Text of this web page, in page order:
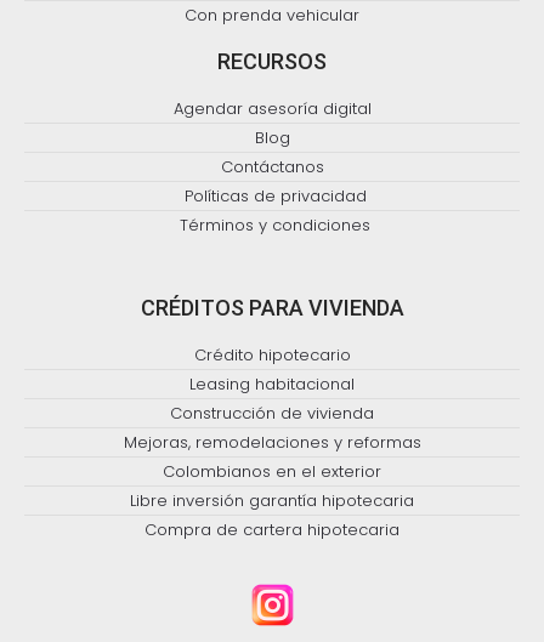
Con prenda vehicular
RECURSOS
Agendar asesoría digital
Blog
Contáctanos
Políticas de privacidad
Términos y condiciones
CRÉDITOS PARA VIVIENDA
Crédito hipotecario
Leasing habitacional
Construcción de vivienda
Mejoras, remodelaciones y reformas
Colombianos en el exterior
Libre inversión garantía hipotecaria
Compra de cartera hipotecaria